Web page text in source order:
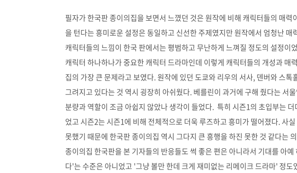
필자가 한국판 종이의집을 보면서 느꼈던 것은 원작에 비해 캐릭터들의 매
을 턴다는 흥미로운 설정은 동일하고 신선한 주제였지만 원작에서 엄청난 매
캐릭터들의 느낌이 한국 판에서는 평범하고 무난하게 느껴질 정도의 설정이
캐릭터 하나하나가 중요한 캐릭터 드라마인데 이렇게 캐릭터들의 개성과 매
집의 가장 큰 문제라고 보였다. 원작에 있던 도쿄와 리우의 서사, 덴버와 스
그려지고 있다는 것 역시 굉장히 아쉬웠다. 베를린이 과거에 구해 줬다는 서
분량과 역할이 조금 아쉽지 않았나 생각이 들었다. 특히 시즌1의 초입부는
었고 시즌2는 시즌1에 비해 전체적으로 더욱 루즈하고 흥미가 떨어졌다. 사
못했기 때문에 한국판 종이의집 역시 그다지 큰 흥행을 하진 못한 것 같다는
종이의집 한국판을 본 기자들의 반응들도 썩 좋은 편은 아니라서 기대를 아
다'는 수준은 아니었고 '그냥 볼만 한데 크게 재미없는 리메이크 드라마' 정도